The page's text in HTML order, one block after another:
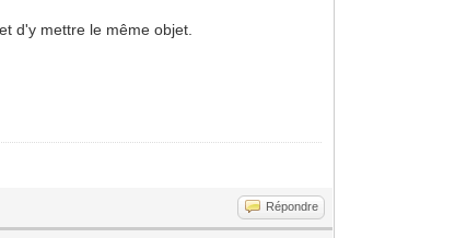
d'y mettre le même objet.
Répondre